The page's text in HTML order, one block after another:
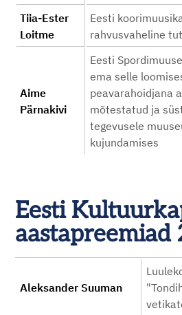
Tiia-Ester
Loitme
Eesti
rahvusvaheline
Aime
Pärnakivi
Eesti
ema selle
peavarahoidjana
mõtestatud ja
tegevusele
kujundamises
Eesti
aastapreemiad
Aleksander Suuman